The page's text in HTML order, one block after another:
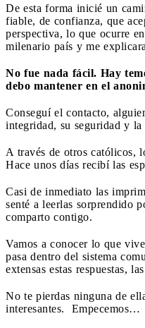
De esta forma inicié un
fiable, de confianza, que
perspectiva, lo que ocurre
milenario país y me
No fue nada fácil. Hay
debo mantener en el
Conseguí el contacto,
integridad, su seguridad y
A través de otros católicos,
Hace unos días recibí las
Casi de inmediato las
senté a leerlas sorprendido
comparto contigo.
Vamos a conocer lo que
pasa dentro del sistema
extensas estas respuestas,
No te pierdas ninguna de
interesantes. Empecemos…